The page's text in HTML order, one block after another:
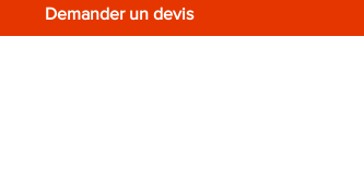
Demander un devis